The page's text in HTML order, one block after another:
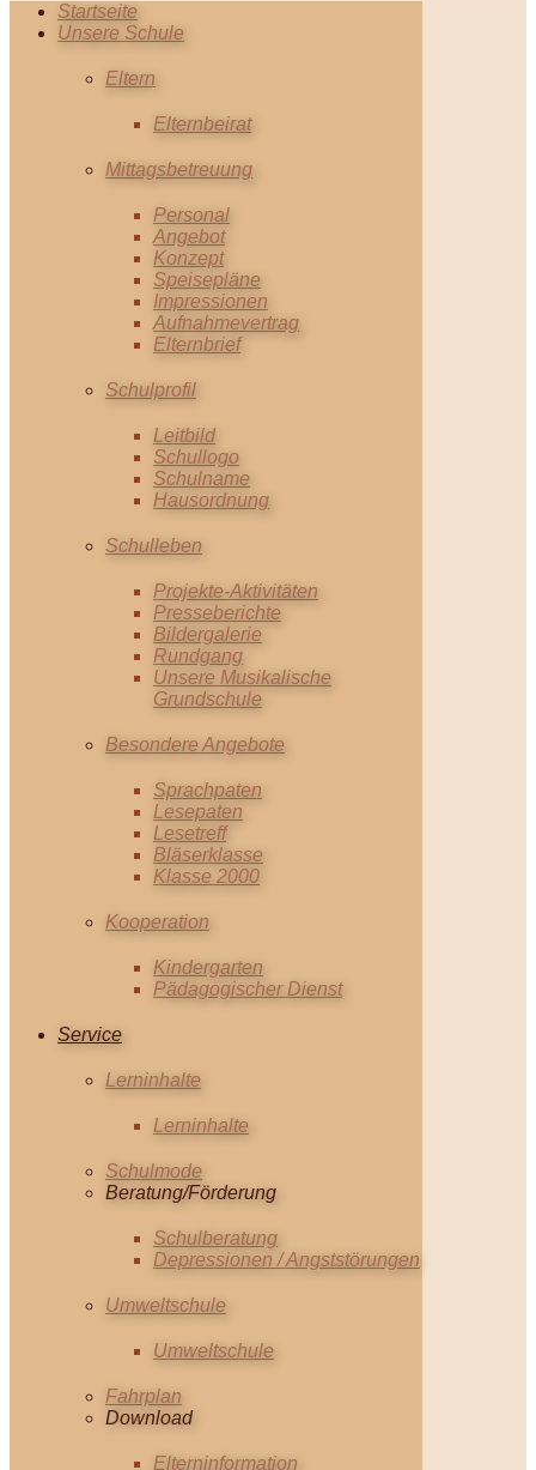
Startseite
Unsere Schule
Eltern
Elternbeirat
Mittagsbetreuung
Personal
Angebot
Konzept
Speisepläne
Impressionen
Aufnahmevertrag
Elternbrief
Schulprofil
Leitbild
Schullogo
Schulname
Hausordnung
Schulleben
Projekte-Aktivitäten
Presseberichte
Bildergalerie
Rundgang
Unsere Musikalische
Grundschule
Besondere Angebote
Sprachpaten
Lesepaten
Lesetreff
Bläserklasse
Klasse 2000
Kooperation
Kindergarten
Pädagogischer Dienst
Service
Lerninhalte
Lerninhalte
Schulmode
Beratung/Förderung
Schulberatung
Depressionen / Angststörungen
Umweltschule
Umweltschule
Fahrplan
Download
Elterninformation